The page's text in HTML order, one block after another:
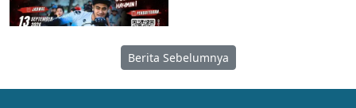
Berita Sebelumnya